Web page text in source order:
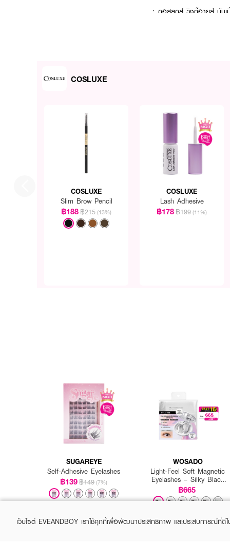
· คอสลุคส์ วิงกี้อายส์ บับเ
COSLUXE
COSLUXE
Slim Brow Pencil
฿188฿215 (13%)
COSLUXE
Lash Adhesive
฿178฿199 (11%)
SUGAREYE
Self-Adhesive Eyelashes
฿139฿149 (7%)
WOSADO
Light-Feel Soft Magnetic
Eyelashes – Silky Black
2.0 (All-in-One Pack)
฿665
เว็บไซต์ EVEANDBOY เราใช้คุกกี้เพื่อพัฒนาประสิทธิภาพ และประสบการณ์ที่